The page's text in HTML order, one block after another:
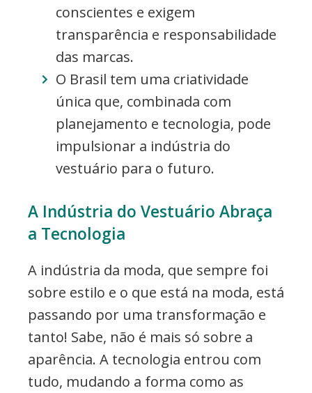
conscientes e exigem
transparência e responsabilidade
das marcas.
O Brasil tem uma criatividade
única que, combinada com
planejamento e tecnologia, pode
impulsionar a indústria do
vestuário para o futuro.
A Indústria do Vestuário Abraça
a Tecnologia
A indústria da moda, que sempre foi
sobre estilo e o que está na moda, está
passando por uma transformação e
tanto! Sabe, não é mais só sobre a
aparência. A tecnologia entrou com
tudo, mudando a forma como as